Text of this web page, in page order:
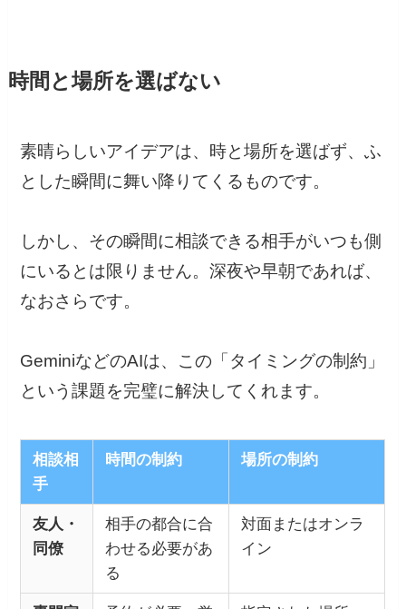
時間と場所を選ばない
素晴らしいアイデアは、時と場所を選ばず、ふ
とした瞬間に舞い降りてくるものです。
しかし、その瞬間に相談できる相手がいつも側
にいるとは限りません。深夜や早朝であれば、
なおさらです。
GeminiなどのAIは、この「タイミングの制約」
という課題を完璧に解決してくれます。
相談相
手
時間の制約 場所の制約
友人・
同僚
相手の都合に合
わせる必要があ
る
対面またはオンラ
イン